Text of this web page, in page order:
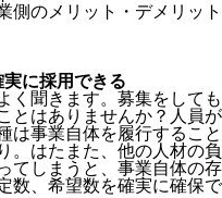
側のメリット・デメリット
に採用できる
く聞きます。募集をしても
とはありませんか？人員が
は事業自体を履行すること
。はたまた、他の人材の負
てしまうと、事業自体の存
数、希望数を確実に確保で